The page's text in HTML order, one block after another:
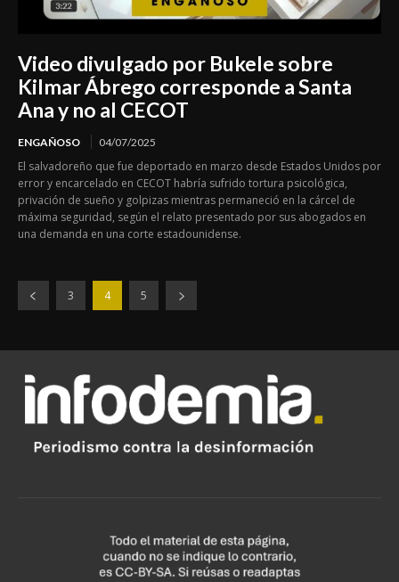
Video divulgado por Bukele sobre
Kilmar Ábrego corresponde a Santa
Ana y no al CECOT
ENGAÑOSO 04/07/2025
El salvadoreño que fue deportado en marzo desde Estados Unidos por
error y encarcelado en CECOT habría sufrido tortura psicológica,
privación de sueño y golpizas mientras permaneció en la cárcel de
máxima seguridad, según el relato presentado por sus abogados en
una demanda en una corte estadounidense.
3 4 5